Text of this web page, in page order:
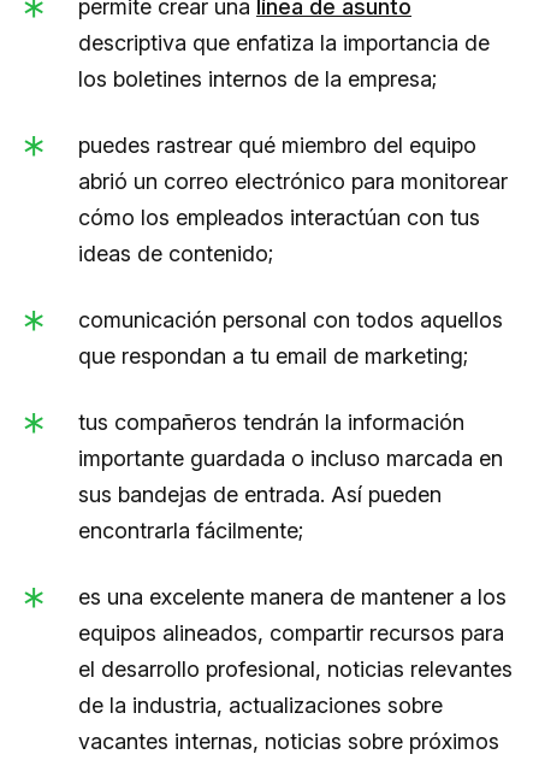
permite crear una línea de asunto
descriptiva que enfatiza la importancia de
los boletines internos de la empresa;
puedes rastrear qué miembro del equipo
abrió un correo electrónico para monitorear
cómo los empleados interactúan con tus
ideas de contenido;
comunicación personal con todos aquellos
que respondan a tu email de marketing;
tus compañeros tendrán la información
importante guardada o incluso marcada en
sus bandejas de entrada. Así pueden
encontrarla fácilmente;
es una excelente manera de mantener a los
equipos alineados, compartir recursos para
el desarrollo profesional, noticias relevantes
de la industria, actualizaciones sobre
vacantes internas, noticias sobre próximos